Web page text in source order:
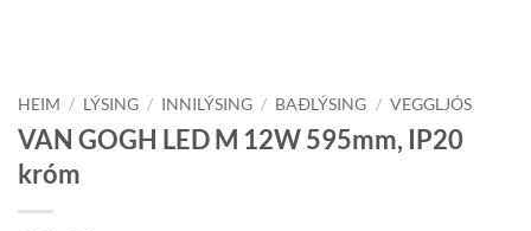
HEIM / LÝSING / INNILÝSING / BAÐLÝSING / VEGGLJÓS
VAN GOGH LED M 12W 595mm, IP20
króm